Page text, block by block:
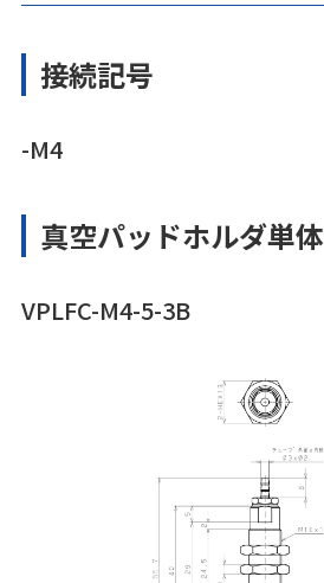
接続記号
-M4
真空パッドホルダ単体
VPLFC-M4-5-3B